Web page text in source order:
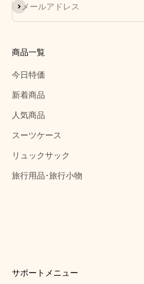
メールアドレス
登録
商品一覧
今日特価
新着商品
人気商品
スーツケース
リュックサック
旅行用品･旅行小物
サポートメニュー